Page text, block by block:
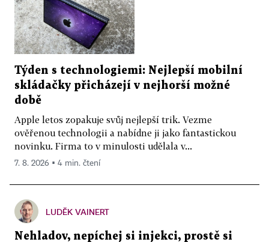
Týden s technologiemi: Nejlepší mobilní
skládačky přicházejí v nejhorší možné
době
Apple letos zopakuje svůj nejlepší trik. Vezme
ověřenou technologii a nabídne ji jako fantastickou
novinku. Firma to v minulosti udělala v...
7. 8. 2026 ▪ 4 min. čtení
LUDĚK VAINERT
Nehladov, nepíchej si injekci, prostě si